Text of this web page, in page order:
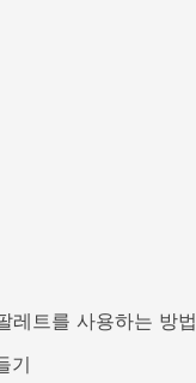
레트를 사용하는 방법
기